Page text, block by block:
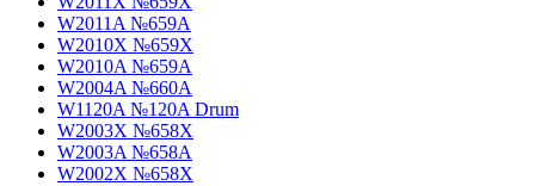
W2011A №659A
W2010X №659X
W2010A №659A
W2004A №660A
W1120A №120A Drum
W2003X №658X
W2003A №658A
W2002X №658X